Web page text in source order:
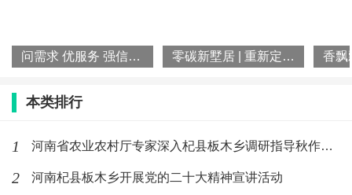
究员;萨尔瓦多驻华大使馆特邀中华文化顾问。2012年获金典奖——
人大办公厅等联合颁发的国家重点非遗保护单位及传承人证书。
心怀凌云志 施华以传文
在从事年画的传承人中,李爱军算是半路出家。1987年,年轻的李
问需求 优服务 强信心 杞县圉镇镇开展企业走访调研活动 零碳新墅居 | 重新定义零碳美学，阳光新能源打开高端品智生活
本类排行
1 河南省农业农村厅专家深入杞县板木乡调研指导秋作物生产
2 河南杞县板木乡开展党的二十大精神宣讲活动